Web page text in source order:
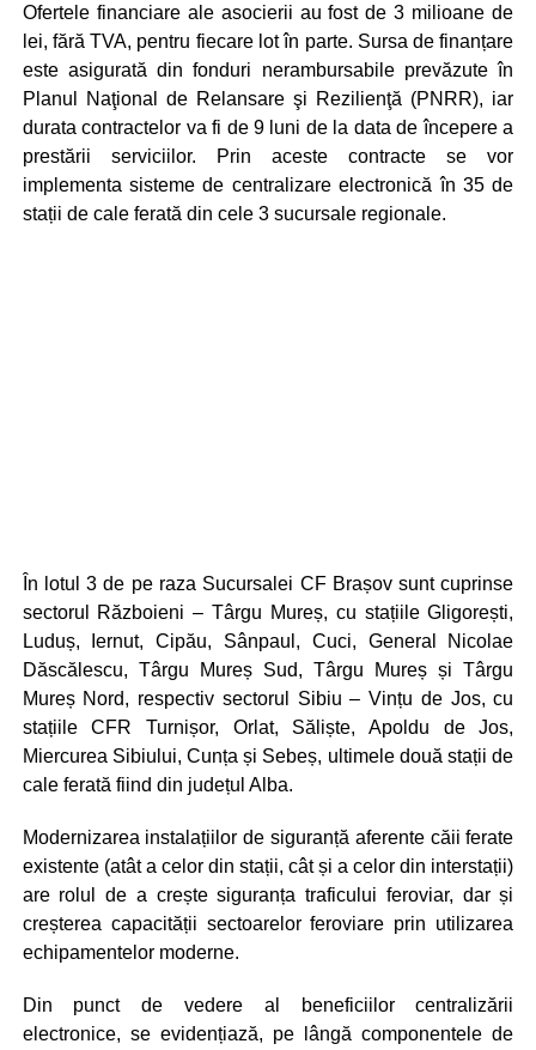
Ofertele financiare ale asocierii au fost de 3 milioane de
lei, fără TVA, pentru fiecare lot în parte. Sursa de finanțare
este asigurată din fonduri nerambursabile prevăzute în
Planul Naţional de Relansare şi Rezilienţă (PNRR), iar
durata contractelor va fi de 9 luni de la data de începere a
prestării serviciilor. Prin aceste contracte se vor
implementa sisteme de centralizare electronică în 35 de
stații de cale ferată din cele 3 sucursale regionale.
În lotul 3 de pe raza Sucursalei CF Brașov sunt cuprinse
sectorul Războieni – Târgu Mureș, cu stațiile Gligorești,
Luduș, Iernut, Cipău, Sânpaul, Cuci, General Nicolae
Dăscălescu, Târgu Mureș Sud, Târgu Mureș și Târgu
Mureș Nord, respectiv sectorul Sibiu – Vințu de Jos, cu
stațiile CFR Turnișor, Orlat, Săliște, Apoldu de Jos,
Miercurea Sibiului, Cunța și Sebeș, ultimele două stații de
cale ferată fiind din județul Alba.
Modernizarea instalațiilor de siguranță aferente căii ferate
existente (atât a celor din stații, cât și a celor din interstații)
are rolul de a crește siguranța traficului feroviar, dar și
creșterea capacității sectoarelor feroviare prin utilizarea
echipamentelor moderne.
Din punct de vedere al beneficiilor centralizării
electronice, se evidențiază, pe lângă componentele de